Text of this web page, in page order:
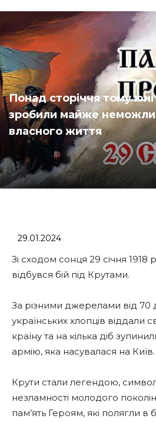
Понад сторіччя тому юні
зробили майже
власного життя
29.01.2024
Зі сходом сонця 29 січня 1918
відбувся бій під Крутами.
За різними джерелами від 70
українських хлопців віддали
країну та на кілька діб
армію, яка насувалася на Київ.
Крути стали легендою,
незламності молодого
пам’ять Героям, які полягли